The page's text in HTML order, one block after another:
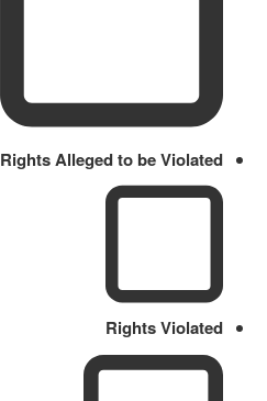
Rights Alleged to be Violated
Rights Violated